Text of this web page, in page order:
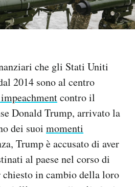
che gli Stati Uniti
2014 sono al centro
contro il
Donald Trump, arrivato la
dei suoi momenti
Trump è accusato di aver
al paese nel corso di
chiesto in cambio della loro